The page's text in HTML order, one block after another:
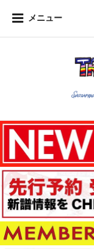
メニュー